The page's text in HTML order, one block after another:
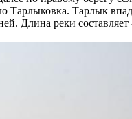
Тарлыковка. Тарлык
Длина реки